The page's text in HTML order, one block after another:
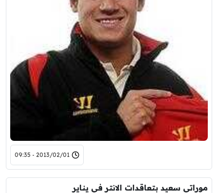
2013/02/01 - 09:35
موراتي سعيد بتعاقدات الانتر في يناير